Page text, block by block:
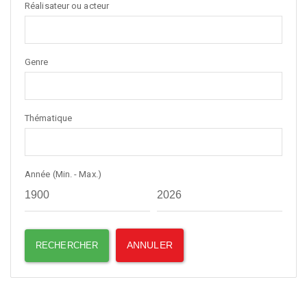
Réalisateur ou acteur
Genre
Thématique
Année (Min. - Max.)